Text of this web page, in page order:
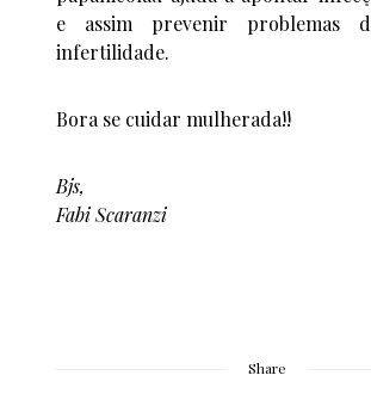
e assim prevenir problemas
infertilidade.
Bora se cuidar mulherada!!
Bjs,
Fabi Scaranzi
Share